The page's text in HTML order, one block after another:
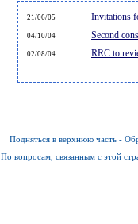
21/06/05 Invitations
04/10/04 Second
02/08/04 RRC to
Подняться в верхнюю часть -
По вопросам, связанным с этой